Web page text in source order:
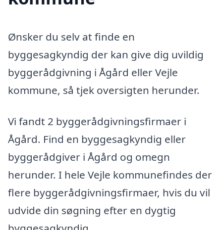
Ønsker du selv at finde en
byggesagkyndig der kan give dig uvildig
byggerådgivning i Ågård eller Vejle
kommune, så tjek oversigten herunder.
Vi fandt 2 byggerådgivningsfirmaer i
Ågård. Find en byggesagkyndig eller
byggerådgiver i Ågård og omegn
herunder. I hele Vejle kommunefindes der
flere byggerådgivningsfirmaer, hvis du vil
udvide din søgning efter en dygtig